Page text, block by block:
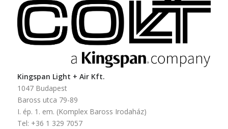
Kingspan Light + Air Kft.
1047 Budapest
Baross utca 79-89
I. ép. 1. em. (Komplex Baross Irodaház)
Tel: +36 1 329 7057